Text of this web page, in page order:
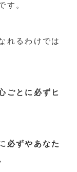
す。
れるわけでは
ごとに必ずヒ
必ずやあなた